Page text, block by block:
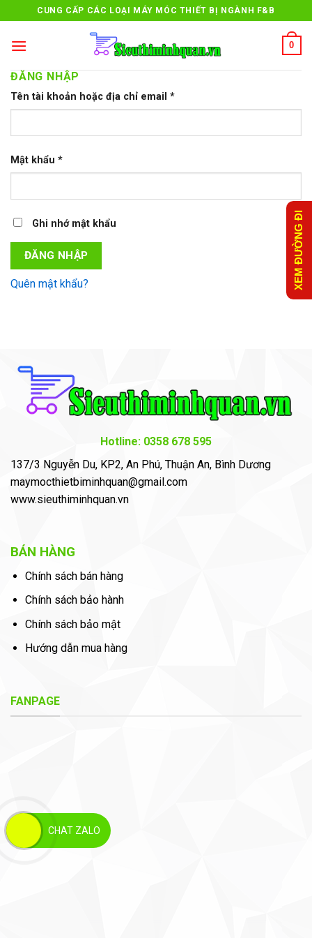
content
CUNG CẤP CÁC LOẠI MÁY MÓC THIẾT BỊ NGÀNH F&B
0
ĐĂNG NHẬP
Tên tài khoản hoặc địa chỉ email *
Mật khẩu *
Ghi nhớ mật khẩu
ĐĂNG NHẬP
Quên mật khẩu? XEM ĐƯỜNG ĐI
Hotline: 0358 678 595
137/3 Nguyễn Du, KP2, An Phú, Thuận An, Bình Dương
maymocthietbiminhquan@gmail.com
www.sieuthiminhquan.vn
BÁN HÀNG
Chính sách bán hàng
Chính sách bảo hành
Chính sách bảo mật
Hướng dẫn mua hàng
FANPAGE
CHAT ZALO